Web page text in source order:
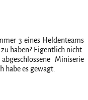
3 eines Heldenteams
haben? Eigentlich nicht.
Miniserie
habe es gewagt.